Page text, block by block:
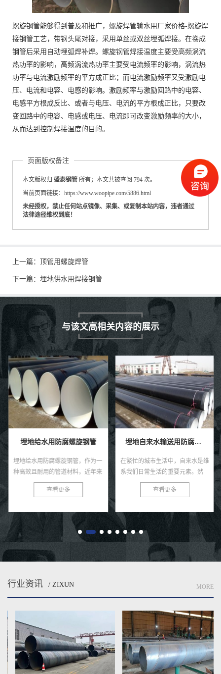
螺旋钢管能够得到普及和推广，螺旋焊管输水用厂家价格-螺旋焊
接钢管工艺，带钢头尾对接，采用单丝或双丝埋弧焊接。在卷成
钢管后采用自动埋弧焊补焊。螺旋钢管焊接温度主要受高频涡流
热功率的影响，高频涡流热功率主要受电流频率的影响，涡流热
功率与电流激励频率的平方成正比；而电流激励频率又受激励电
压、电流和电容、电感的影响。激励频率与激励回路中的电容、
电感平方根成反比、或者与电压、电流的平方根成正比，只要改
变回路中的电容、电感或电压、电流即可改变激励频率的大小，
从而达到控制焊接温度的目的。
页面版权备注
本文版权归 盛泰钢管 所有；本文共被查阅 794 次。
当前页面链接：https://www.woopipe.com/5886.html
未经授权，禁止任何站点镜像、采集、或复制本站内容，违者通过
法律途径维权到底！
上一篇： 顶管用螺旋焊管
下一篇： 埋地供水用焊接钢管
与该文高相关内容的展示
埋地给水用防腐螺旋钢管
埋地给水用防腐螺旋钢管，作为一
种高效且耐用的管道材料，近年来
在各类给水工程中得到了广泛的应
用。这种钢管以其独特的螺旋结
性...
查看更多
埋地自来水输送用防腐钢管
在繁忙的城市生活中，自来水是维
系我们日常生活的重要元素。然
而，很少有人注意到，正是那些深
埋在地下的防腐钢管，默默承担着
我...
查看更多
行业资讯 / ZIXUN MORE